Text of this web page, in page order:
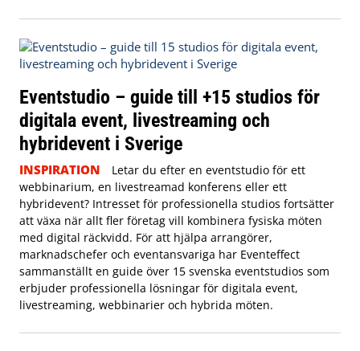
Eventstudio – guide till +15 studios för
digitala event, livestreaming och
hybridevent i Sverige
INSPIRATION
Letar du efter en eventstudio för ett
webbinarium, en livestreamad konferens eller ett
hybridevent? Intresset för professionella studios fortsätter
att växa när allt fler företag vill kombinera fysiska möten
med digital räckvidd. För att hjälpa arrangörer,
marknadschefer och eventansvariga har Eventeffect
sammanställt en guide över 15 svenska eventstudios som
erbjuder professionella lösningar för digitala event,
livestreaming, webbinarier och hybrida möten.